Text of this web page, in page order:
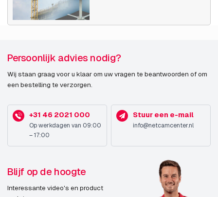
Zoomcapaciteit
Brandpuntbereik 3 - 10,5 mm
Camera
Draaihoek 190°
Kijkhoek, horizontaal 92°
Hoek schuine stand
Persoonlijk advies nodig?
Wij staan graag voor u klaar om uw vragen te beantwoorden of om
een bestelling te verzorgen.
+31 46 2021 000
Op werkdagen van 09:00
– 17:00
Stuur een e-mail
info@netcamcenter.nl
Blijf op de hoogte
Interessante video's en product